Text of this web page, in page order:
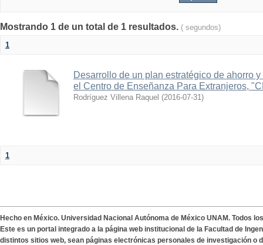
Mostrando 1 de un total de 1 resultados. ( segundos)
1
Desarrollo de un plan estratégico de ahorro
el Centro de Enseñanza Para Extranjeros,
Rodríguez Villena Raquel (2016-07-31)
1
Hecho en México. Universidad Nacional Autónoma de México UNAM. Todos
Este es un portal integrado a la página web institucional de la Facultad de
distintos sitios web, sean páginas electrónicas personales de investigación o